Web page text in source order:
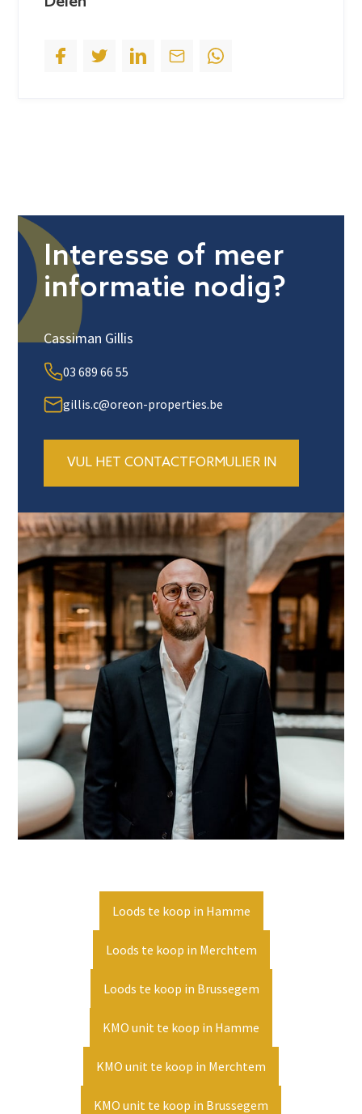
1
Interesse of meer
informatie nodig?
Cassiman Gillis
03 689 66 55
gillis.c@oreon-properties.be
VUL HET CONTACTFORMULIER IN
Loods te koop in Hamme
Loods te koop in Merchtem
Loods te koop in Brussegem
KMO unit te koop in Hamme
KMO unit te koop in Merchtem
KMO unit te koop in Brussegem